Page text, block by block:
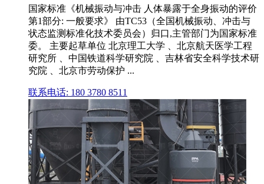
国家标准《机械振动与冲击 人体暴露于全身振动的评价
第1部分: 一般要求》 由TC53（全国机械振动、冲击与
状态监测标准化技术委员会）归口,主管部门为国家标准
委。 主要起草单位 北京理工大学 、北京航天医学工程
研究所 、中国铁道科学研究院 、吉林省安全科学技术研
究院 、北京市劳动保护 ...
联系电话: 180 3780 8511